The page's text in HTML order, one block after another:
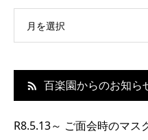
月を選択
百楽園からのお知ら
R8.5.13～ ご面会時のマス